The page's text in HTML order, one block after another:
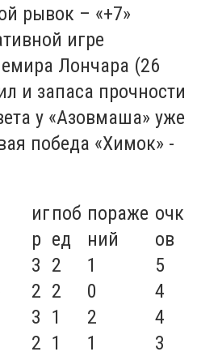
рывок – «+7»
игре
Лончара (26
и запаса прочности
у «Азовмаша» уже
победа «Химок» -
иг
р
поб
ед
пораже
ний
очк
ов
3 2 1
5
2 2 0
4
3 1 2
4
2 1 1
3